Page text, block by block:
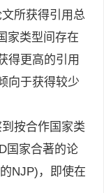
所获得引用总
家类型间存在
得更高的引用
向于获得较少
按合作国家类
国家合著的论
NJP)，即使在